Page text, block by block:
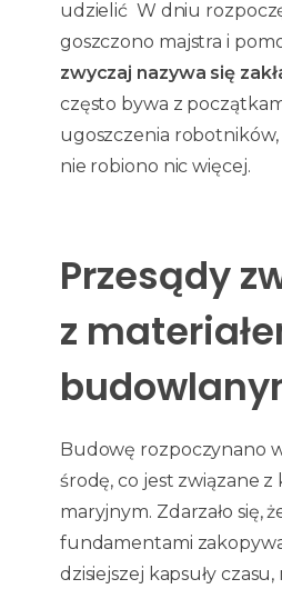
udzielić W dniu
goszczono majstra i
zwyczaj nazywa się
często bywa z
ugoszczenia
nie robiono nic więcej.
Przesądy
z
Budowę rozpoczynano
środę, co jest związane
maryjnym. Zdarzało się,
fundamentami
dzisiejszej kapsuły